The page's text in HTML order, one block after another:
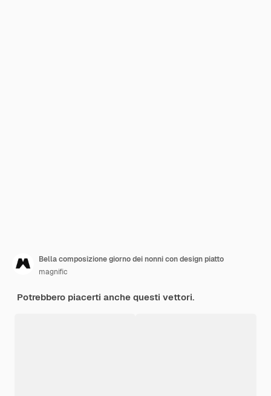
Bella composizione giorno dei nonni con design piatto
magnific
Potrebbero piacerti anche questi vettori.